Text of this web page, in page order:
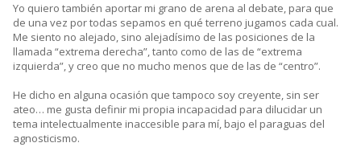
Yo quiero también aportar mi grano de arena al debate, para que
de una vez por todas sepamos en qué terreno jugamos cada cual.
Me siento no alejado, sino alejadísimo de las posiciones de la
llamada “extrema derecha”, tanto como de las de “extrema
izquierda”, y creo que no mucho menos que de las de “centro”.
He dicho en alguna ocasión que tampoco soy creyente, sin ser
ateo… me gusta definir mi propia incapacidad para dilucidar un
tema intelectualmente inaccesible para mí, bajo el paraguas del
agnosticismo.